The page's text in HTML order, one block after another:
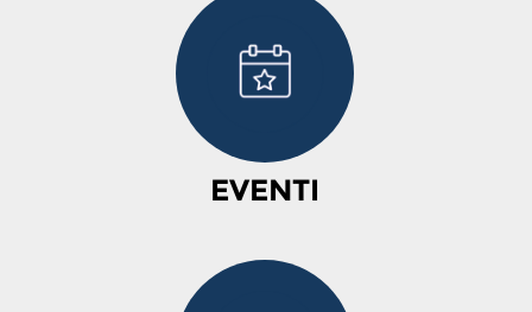
EVENTI